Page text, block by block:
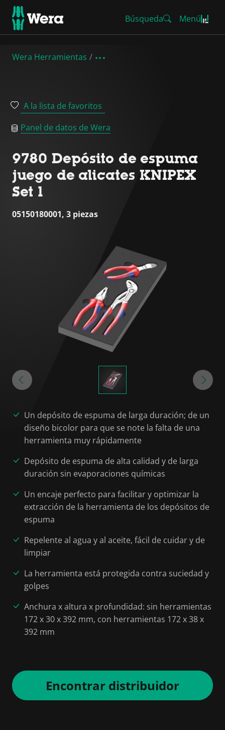
Búsqueda Menú
Wera Herramientas
A la lista de favoritos
Panel de datos de Wera
9780 Depósito de espuma
juego de alicates KNIPEX
Set 1
05150180001, 3 piezas
Un depósito de espuma de larga duración; de un
diseño bicolor para que se note la falta de una
herramienta muy rápidamente
Depósito de espuma de alta calidad y de larga
duración sin evaporaciones químicas
Un encaje perfecto para facilitar y optimizar la
extracción de la herramienta de los depósitos de
espuma
Repelente al agua y al aceite, fácil de cuidar y de
limpiar
La herramienta está protegida contra suciedad y
golpes
Anchura x altura x profundidad: sin herramientas
172 x 30 x 392 mm, con herramientas 172 x 38 x
392 mm
Encontrar distribuidor